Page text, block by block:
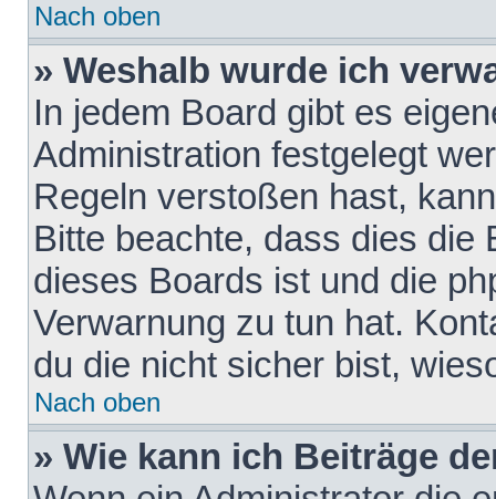
Nach oben
» Weshalb wurde ich
In jedem Board gibt es
Administration festgelegt
Regeln verstoßen hast,
Bitte beachte, dass dies die
dieses Boards ist und die
Verwarnung zu tun hat.
du die nicht sicher bist,
Nach oben
» Wie kann ich Beiträge